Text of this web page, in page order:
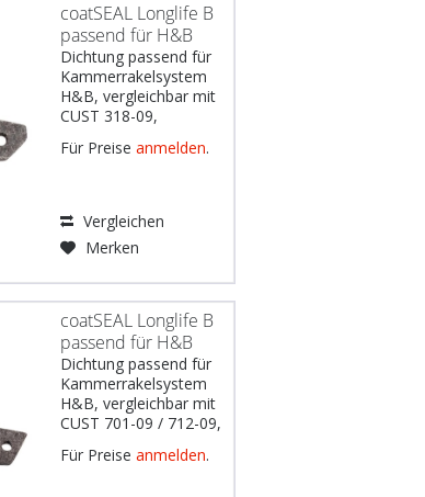
coatSEAL Longlife B
passend für H&B
Dichtung passend für
Kammerrakelsystem
H&B, vergleichbar mit
CUST 318-09,
528 imprägniert,
Gebräuchlich u.a. für:
Ryobi Modell 750, 925
Shinohara DE:
Für Preise anmelden.
Vergleichen
Merken
coatSEAL Longlife B
passend für H&B
Dichtung passend für
Kammerrakelsystem
H&B, vergleichbar mit
CUST 701-09 / 712-09,
528 imprägniert,
Für Preise anmelden.